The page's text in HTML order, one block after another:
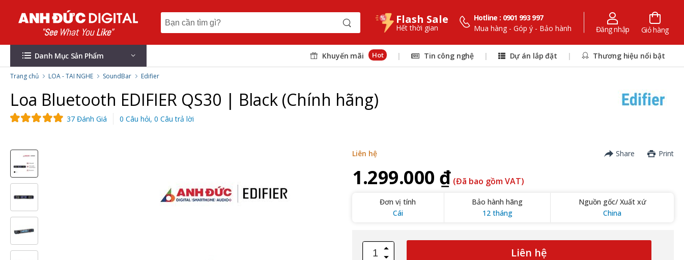
Flash Sale
Hết thời gian
Hotline : 0901 993 997
Mua hàng - Góp ý - Bảo hành
Đăng nhập Giỏ hàng
Danh Mục Sản Phẩm Khuyến mãi Hot | Tin công nghệ | Dự án lắp đặt | Thương hiệu nổi bật
Trang chủ LOA - TAI NGHE SoundBar Edifier
Loa Bluetooth EDIFIER QS30 | Black (Chính hãng)
37 Đánh Giá 0 Câu hỏi, 0 Câu trả lời
Liên hệ Share Print
1.299.000 ₫ (Đã bao gồm VAT)
Đơn vị tính
Cái
Bảo hành hãng
12 tháng
Nguồn gốc/ Xuất xứ
China
Liên hệ